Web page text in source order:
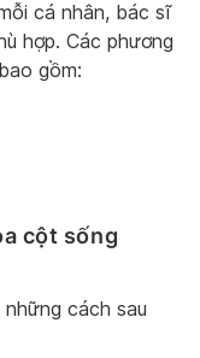
cá nhân, bác sĩ
hợp. Các phương
gồm:
cột sống
cách sau